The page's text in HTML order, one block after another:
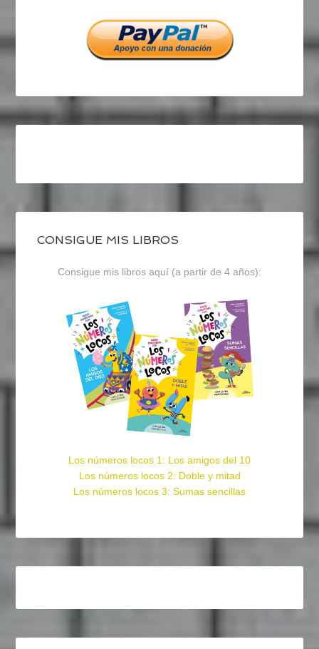
Facebook
Twitter
Instagram
CONSIGUE MIS LIBROS
Consigue mis libros aquí (a partir de 4 años):
Los números locos 1: Los amigos del 10
Los números locos 2: Doble y mitad
Los números locos 3: Sumas sencillas